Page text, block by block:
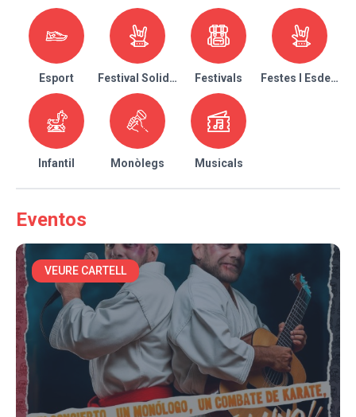
Esport Festival Solidari Festivals Festes I
Infantil Monòlegs Musicals
Eventos
VEURE CARTELL